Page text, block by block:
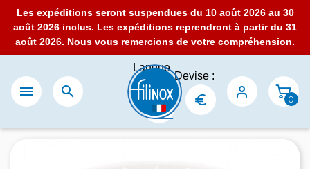
Les expéditions seront suspendues du 10 août 2026 au 30
août 2026 inclus. Les expéditions reprendront à partir du 31
août 2026. Nous vous remercions de votre compréhension.
 
Langue
:
Devise :
0